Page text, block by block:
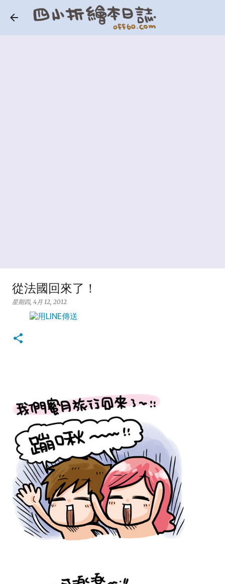
跳到主要內容
從法國回來了！
星期四, 4月 12, 2012